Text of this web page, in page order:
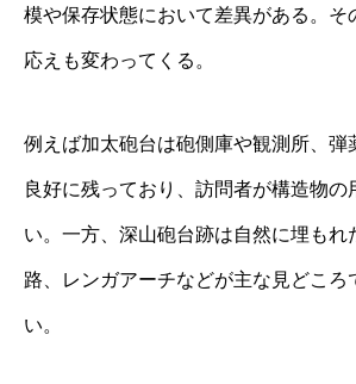
模や保存状態において差異がある。そ
応えも変わってくる。
例えば加太砲台は砲側庫や観測所、弾
良好に残っており、訪問者が構造物の
い。一方、深山砲台跡は自然に埋もれ
路、レンガアーチなどが主な見どころ
い。